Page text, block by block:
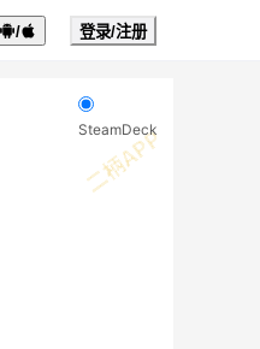
/ 登录/注册
SteamDeck